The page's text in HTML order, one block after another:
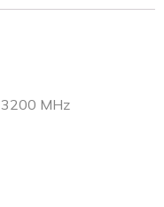
3200 MHz